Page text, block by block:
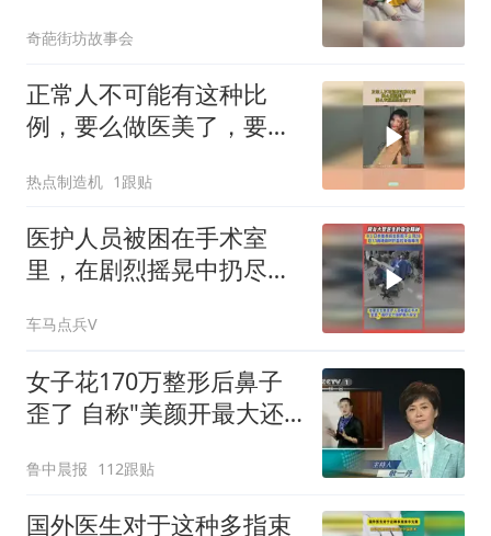
奇葩街坊故事会
正常人不可能有这种比
例，要么做医美了，要么
热点制造机 1跟贴
医护人员被困在手术室
里，在剧烈摇晃中扔尽力
车马点兵V
女子花170万整形后鼻子
歪了 自称"美颜开最大还
鲁中晨报 112跟贴
国外医生对于这种多指束